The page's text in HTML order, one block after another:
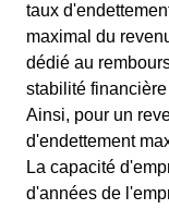
taux
maximal du
dédié au
stabilité
Ainsi, pour un
d'endettement
La capacité
d'années de